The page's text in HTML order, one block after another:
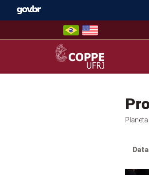
COPPE – UFRJ
Planeta